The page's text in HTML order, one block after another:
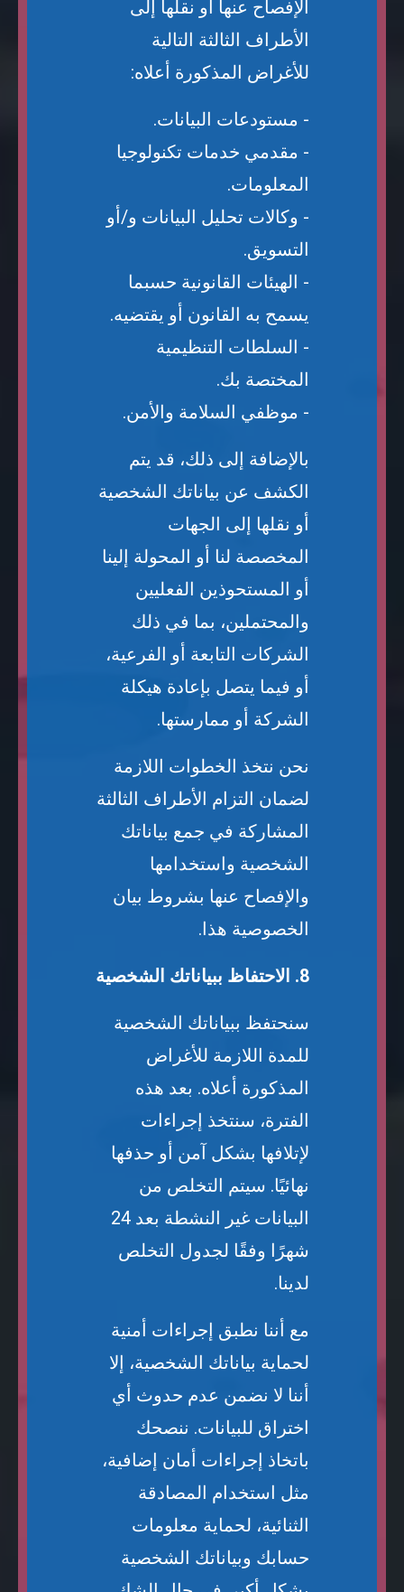
الإفصاح عنها أو نقلها إلى
الأطراف الثالثة التالية
للأغراض المذكورة أعلاه:
- مستودعات البيانات.
- مقدمي خدمات تكنولوجيا
المعلومات.
- وكالات تحليل البيانات و/أو
التسويق.
- الهيئات القانونية حسبما
يسمح به القانون أو يقتضيه.
- السلطات التنظيمية
المختصة بك.
- موظفي السلامة والأمن.
بالإضافة إلى ذلك، قد يتم
الكشف عن بياناتك الشخصية
أو نقلها إلى الجهات
المخصصة لنا أو المحولة إلينا
أو المستحوذين الفعليين
والمحتملين، بما في ذلك
الشركات التابعة أو الفرعية،
أو فيما يتصل بإعادة هيكلة
الشركة أو ممارستها.
نحن نتخذ الخطوات اللازمة
لضمان التزام الأطراف الثالثة
المشاركة في جمع بياناتك
الشخصية واستخدامها
والإفصاح عنها بشروط بيان
الخصوصية هذا.
8. الاحتفاظ ببياناتك الشخصية
سنحتفظ ببياناتك الشخصية
للمدة اللازمة للأغراض
المذكورة أعلاه. بعد هذه
الفترة، سنتخذ إجراءات
لإتلافها بشكل آمن أو حذفها
نهائيًا. سيتم التخلص من
البيانات غير النشطة بعد 24
شهرًا وفقًا لجدول التخلص
لدينا.
مع أننا نطبق إجراءات أمنية
لحماية بياناتك الشخصية، إلا
أننا لا نضمن عدم حدوث أي
اختراق للبيانات. ننصحك
باتخاذ إجراءات أمان إضافية،
مثل استخدام المصادقة
الثنائية، لحماية معلومات
حسابك وبياناتك الشخصية